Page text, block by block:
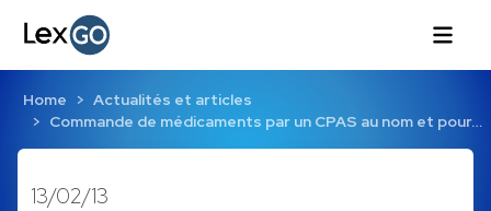
Home
Actualités et articles
Commande de médicaments par un CPAS au nom et pour…
13/02/13